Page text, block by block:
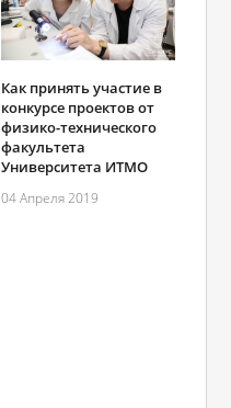
Как принять участие в
конкурсе проектов от
физико-технического
факультета
Университета ИТМО
04 Апреля 2019